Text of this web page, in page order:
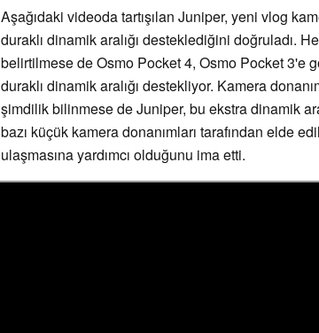
Aşağıdaki videoda tartışılan Juniper, yeni vlog
duraklı dinamik aralığı desteklediğini doğruladı.
belirtilmese de Osmo Pocket 4, Osmo Pocket 3'e
duraklı dinamik aralığı destekliyor. Kamera
şimdilik bilinmese de Juniper, bu ekstra dinamik
bazı küçük kamera donanımları tarafından elde
ulaşmasına yardımcı olduğunu ima etti.